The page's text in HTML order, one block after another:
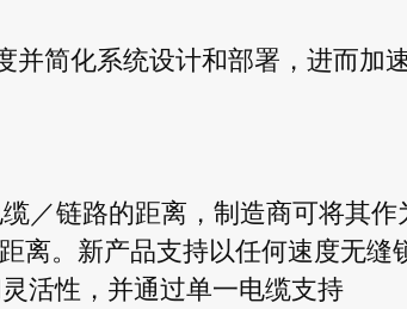
并简化系统设计和部署，进而加
／链路的距离，制造商可将其作
离。新产品支持以任何速度无缝
活性，并通过单一电缆支持